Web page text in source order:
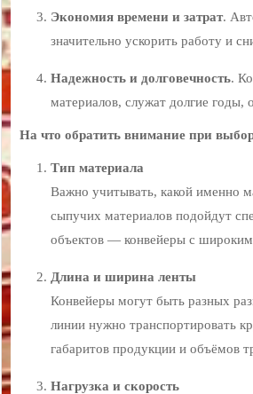
Экономия времени и затрат.
значительно ускорить работу и
Надежность и долговечность.
материалов, служат долгие годы,
На что обратить внимание при
Тип материала
Важно учитывать, какой именно
сыпучих материалов подойдут
объектов — конвейеры с
Длина и ширина ленты
Конвейеры могут быть разных
линии нужно транспортировать
габаритов продукции и объёмов
Нагрузка и скорость